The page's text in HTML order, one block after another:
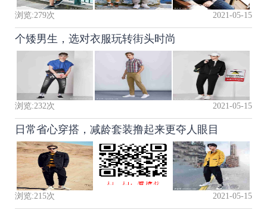
浏览:279次 2021-05-15
个矮男生，选对衣服玩转街头时尚
浏览:232次 2021-05-15
日常省心穿搭，减龄套装撸起来更夺人眼目
浏览:215次 2021-05-15